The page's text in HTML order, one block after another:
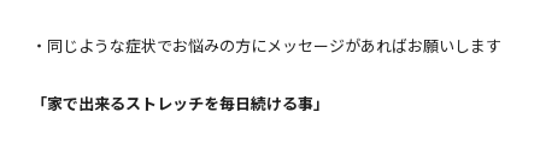
・同じような症状でお悩みの方にメッセージがあればお願いします
「家で出来るストレッチを毎日続ける事」